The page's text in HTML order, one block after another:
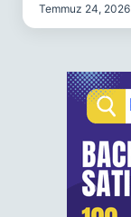
Temmuz 24, 2026